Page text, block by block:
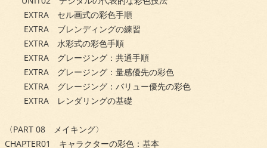
EXTRA セル画式の彩色手順
EXTRA ブレンディングの練習
EXTRA 水彩式の彩色手順
EXTRA グレージング：共通手順
EXTRA グレージング：量感優先の彩色
EXTRA グレージング：バリュー優先の彩色
EXTRA レンダリングの基礎
〈PART 08 メイキング〉
CHAPTER01 キャラクターの彩色：基本